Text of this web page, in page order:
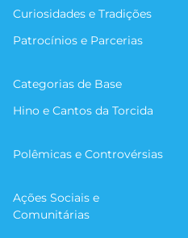
Curiosidades e Tradições
Patrocínios e Parcerias
Categorias de Base
Hino e Cantos da Torcida
Polêmicas e Controvérsias
Ações Sociais e
Comunitárias